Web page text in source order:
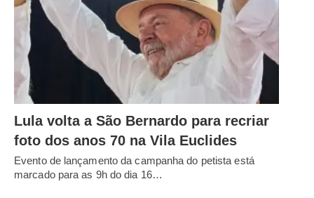
Lula volta a São Bernardo para recriar
foto dos anos 70 na Vila Euclides
Evento de lançamento da campanha do petista está
marcado para as 9h do dia 16…